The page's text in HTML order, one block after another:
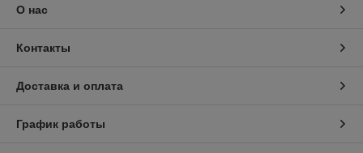
О нас
Контакты
Доставка и оплата
График работы